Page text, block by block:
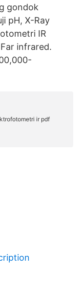
gondok
pH, X-Ray
IR
infrared.